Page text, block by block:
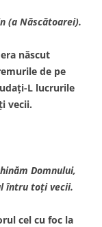
(a Născătoarei).
născut
de pe
L lucrurile
vecii.
Domnului,
întru toţi vecii.
cel cu foc la